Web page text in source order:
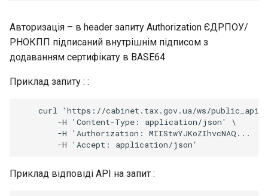
Авторизація – в header запиту Authorization ЄДРПОУ/
РНОКПП підписаний внутрішнім підписом з
додаванням сертифікату в BASE64
Приклад запиту : :
curl 'https://cabinet.tax.gov.ua/ws/
        -H 'Content-Type: application/json' \
        -H 'Authorization: MIIStwYJKoZIhvcNAQ...
Приклад відповіді API на запит :